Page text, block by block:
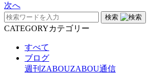
次へ
検索
CATEGORYカテゴリー
すべて
ブログ
週刊ZABOUZABOU通信